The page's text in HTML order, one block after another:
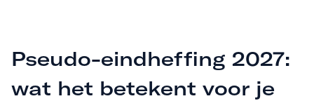
Pseudo-eindheffing 2027:
wat het betekent voor je